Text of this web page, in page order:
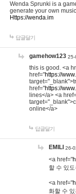
Wenda Sprunki is a
generate your own
Https://wenda.im
답글달기
gamehow123 25-
this is good. <a
href="https://
href="https://
lines</a> <a
online</a>
답글달기
EMILI 26-
<a href="
할 수 있
<a href="
화할 수